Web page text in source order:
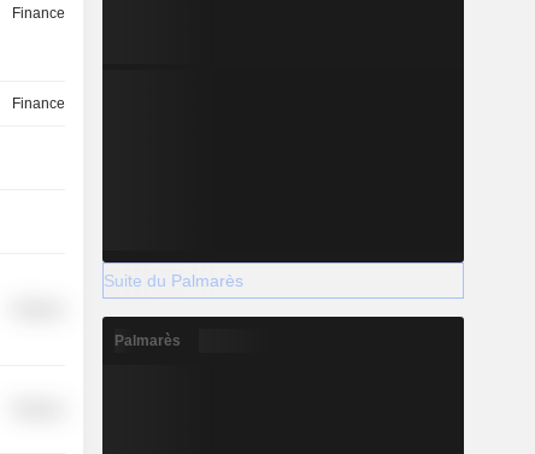
Finance
Finance
Suite du Palmarès
Palmarès